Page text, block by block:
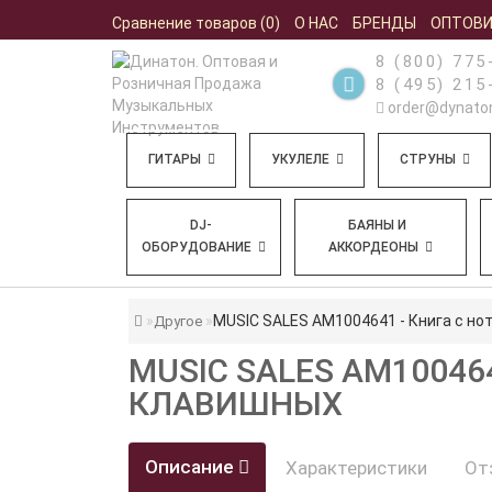
Сравнение товаров (0) О НАС БРЕНДЫ
8 (800)
8 (495)
ГИТАРЫ УКУЛЕЛЕ СТРУНЫ
DJ-
ОБОРУДОВАНИЕ
БАЯНЫ И
АККОРДЕОНЫ
Другое MUSIC SALES AM1004641 - Книга с
MUSIC SALES
КЛАВИШНЫХ
Описание Характеристики